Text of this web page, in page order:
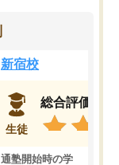
新宿校
生徒
総合評価
通塾開始時の学